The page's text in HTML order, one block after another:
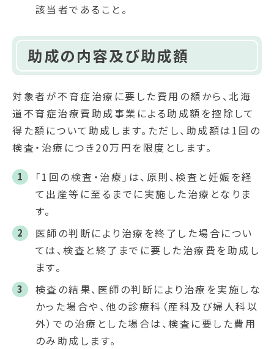
該当者であること。
助成の内容及び助成額
対象者が不育症治療に要した費用の額から、北海
道不育症治療費助成事業による助成額を控除して
得た額について助成します。ただし、助成額は1回の
検査・治療につき20万円を限度とします。
「1回の検査・治療」は、原則、検査と妊娠を経
て出産等に至るまでに実施した治療となりま
す。
医師の判断により治療を終了した場合につい
ては、検査と終了までに要した治療費を助成し
ます。
検査の結果、医師の判断により治療を実施しな
かった場合や、他の診療科（産科及び婦人科以
外）での治療とした場合は、検査に要した費用
のみ助成します。